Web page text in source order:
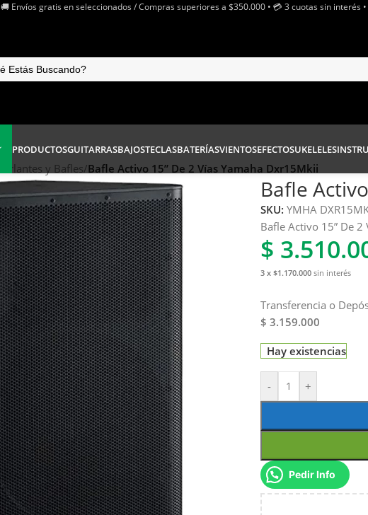
🚚 Envíos gratis en seleccionados / Compras superiores a $350.000 • 💳 3 cuotas sin interés
PRODUCTOSGUITARRASBAJOSTECLASBATERÍASVIENTOSEFECTOSUKELELES
Parlantes y Bafles/Bafle Activo 15” De 2 Vías Yamaha Dxr15Mkii
Bafle
SKU: YMHA
Bafle Activo 15” De
$
3 x $1.170.000 sin interés
Transferencia o
$ 3.159.000
Hay existencias
- +
Pedir Info